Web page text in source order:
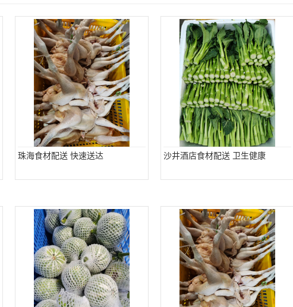
珠海食材配送 快速送达 沙井酒店食材配送 卫生健康